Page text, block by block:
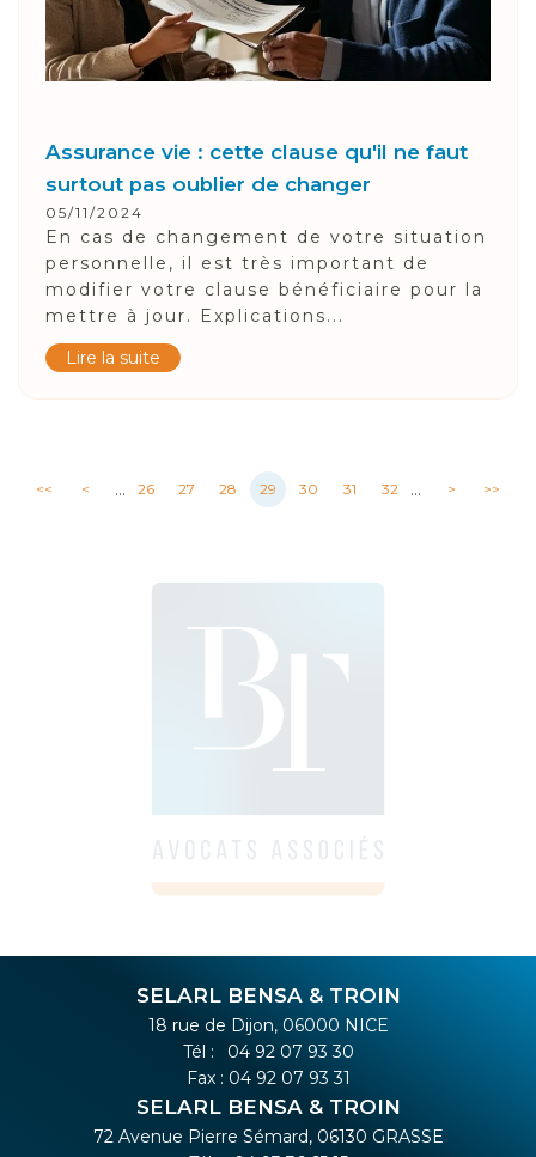
Assurance vie : cette clause qu'il ne faut
surtout pas oublier de changer
05/11/2024
En cas de changement de votre situation
personnelle, il est très important de
modifier votre clause bénéficiaire pour la
mettre à jour. Explications...
Lire la suite
<< < ... 26 27 28 29 30 31 32 ... > >>
SELARL BENSA & TROIN
18 rue de Dijon, 06000 NICE
Tél :
04 92 07 93 30
Fax : 04 92 07 93 31
SELARL BENSA & TROIN
72 Avenue Pierre Sémard, 06130 GRASSE